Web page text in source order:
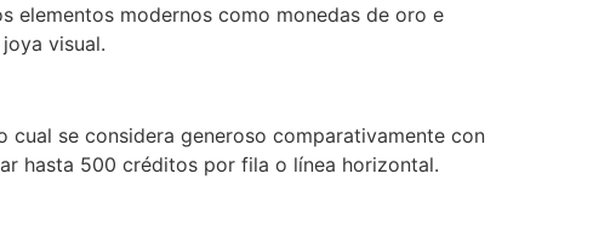
elementos modernos como monedas de oro e
visual.
cual se considera generoso comparativamente con
hasta 500 créditos por fila o línea horizontal.